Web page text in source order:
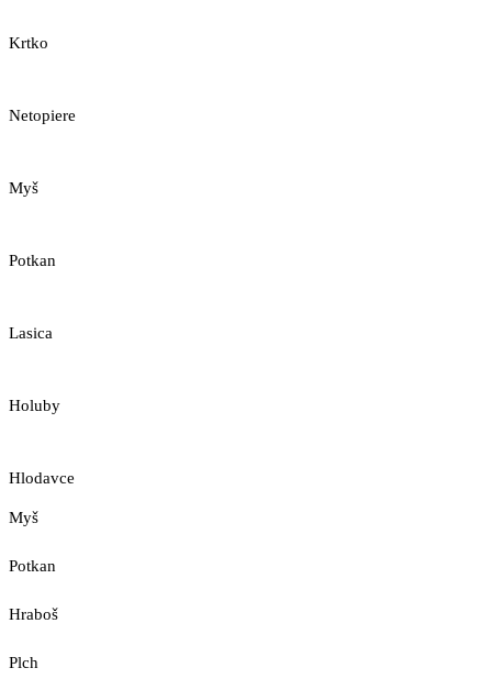
Krtko
Netopiere
Myš
Potkan
Lasica
Holuby
Hlodavce
Myš
Potkan
Hraboš
Plch